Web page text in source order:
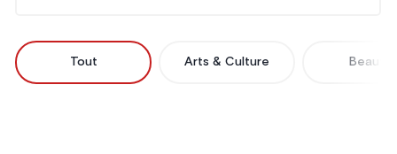
Tout Arts & Culture Beauté